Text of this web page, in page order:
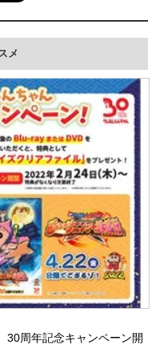
メ
30周年記念キャンペーン開